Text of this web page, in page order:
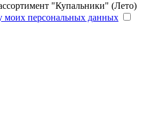
"Купальники" (Лето)
моих персональных данных